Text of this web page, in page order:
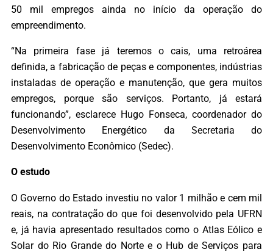
50 mil empregos ainda no início da operação do
empreendimento.
“Na primeira fase já teremos o cais, uma retroárea
definida, a fabricação de peças e componentes, indústrias
instaladas de operação e manutenção, que gera muitos
empregos, porque são serviços. Portanto, já estará
funcionando”, esclarece Hugo Fonseca, coordenador do
Desenvolvimento Energético da Secretaria do
Desenvolvimento Econômico (Sedec).
O estudo
O Governo do Estado investiu no valor 1 milhão e cem mil
reais, na contratação do que foi desenvolvido pela UFRN
e, já havia apresentado resultados como o Atlas Eólico e
Solar do Rio Grande do Norte e o Hub de Serviços para